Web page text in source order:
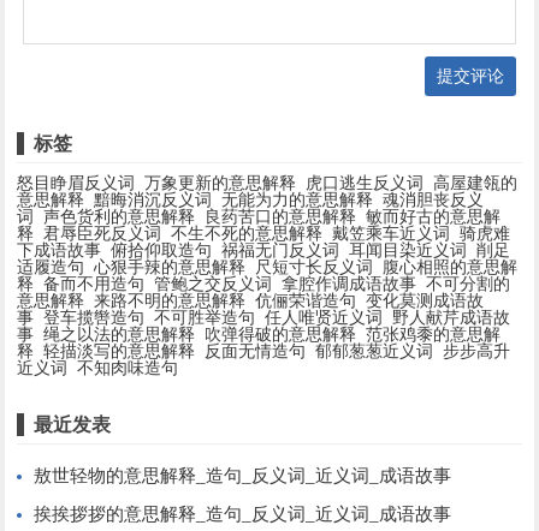
提交评论
标签
怒目睁眉反义词 万象更新的意思解释 虎口逃生反义词
高屋建瓴的
意思解释
黯晦消沉反义词 无能为力的意思解释
魂消胆丧反义
词
声色货利的意思解释 良药苦口的意思解释
敏而好古的意思解
释
君辱臣死反义词 不生不死的意思解释 戴笠乘车近义词
骑虎难
下成语故事 俯拾仰取造句 祸福无门反义词 耳闻目染近义词
削足
适履造句
心狠手辣的意思解释 尺短寸长反义词
腹心相照的意思解
释
备而不用造句 管鲍之交反义词 拿腔作调成语故事 不可分割的
意思解释
来路不明的意思解释 伉俪荣谐造句
变化莫测成语故
事 登车揽辔造句 不可胜举造句 任人唯贤近义词
野人献芹成语故
事 绳之以法的意思解释 吹弹得破的意思解释
范张鸡黍的意思解
释
轻描淡写的意思解释 反面无情造句 郁郁葱葱近义词
步步高升
近义词
不知肉味造句
最近发表
敖世轻物的意思解释_造句_反义词_近义词_成语故事
挨挨拶拶的意思解释_造句_反义词_近义词_成语故事